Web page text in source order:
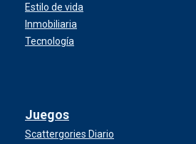
Estilo de vida
Inmobiliaria
Tecnología
Juegos
Scattergories Diario